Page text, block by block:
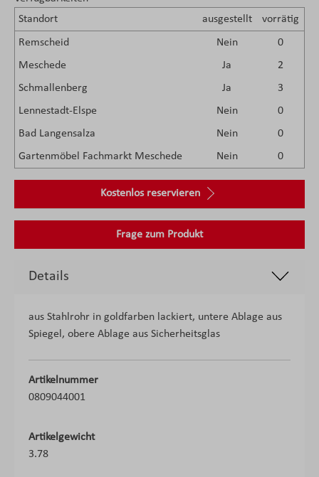
Standort
ausgestellt vorrätig
Remscheid Nein
0
Meschede
Ja
2
Schmallenberg
Ja
3
Lennestadt-Elspe
Nein
0
Bad Langensalza
Nein
0
Gartenmöbel Fachmarkt Meschede
Nein 0
Kostenlos reservieren
Frage zum Produkt
Details
aus Stahlrohr in goldfarben lackiert, untere Ablage aus
Spiegel, obere Ablage aus Sicherheitsglas
Artikelnummer
0809044001
Artikelgewicht
3.78